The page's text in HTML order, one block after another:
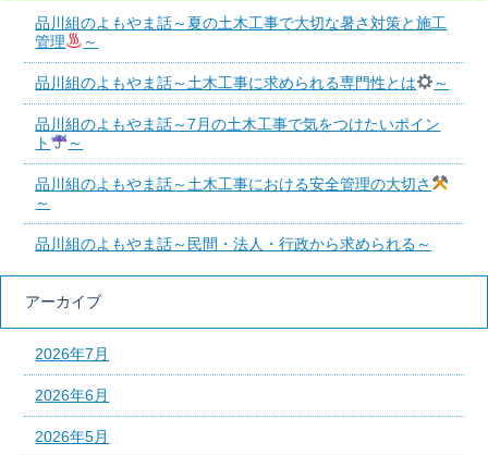
品川組のよもやま話～夏の土木工事で大切な暑さ対策と施工
管理
～
品川組のよもやま話～土木工事に求められる専門性とは ～
品川組のよもやま話～7月の土木工事で気をつけたいポイン
ト
～
品川組のよもやま話～土木工事における安全管理の大切さ
～
品川組のよもやま話～民間・法人・行政から求められる～
アーカイブ
2026年7月
2026年6月
2026年5月